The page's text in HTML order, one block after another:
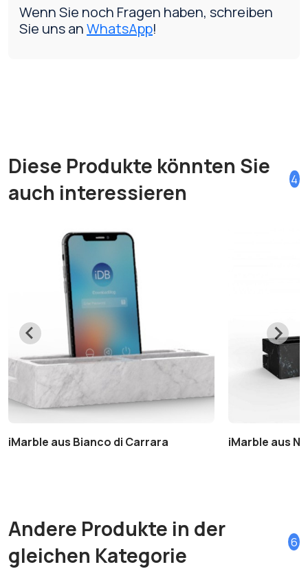
Wenn Sie noch Fragen haben, schreiben
Sie uns anWhatsApp!
Diese Produkte könnten Sie
auch interessieren
4
iMarble aus Bianco di Carrara iMarble aus
Andere Produkte in der
gleichen Kategorie
6